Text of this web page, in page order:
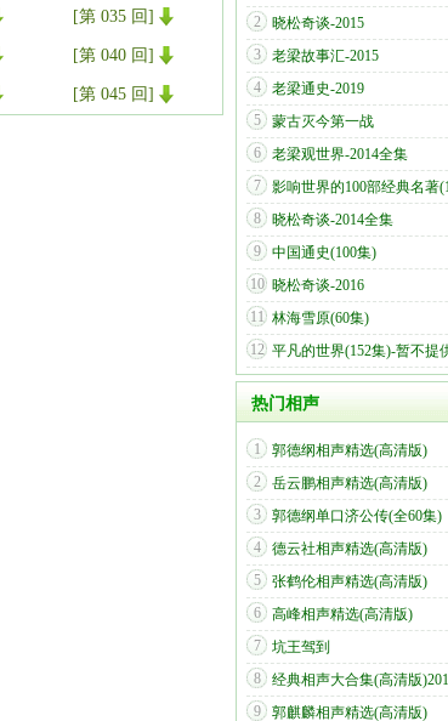
[第 035 回]
[第 040 回]
[第 045 回]
2
晓松奇谈-2015
3
老梁故事汇-2015
4
老梁通史-2019
5
蒙古灭今第一战
6
老梁观世界-2014全集
7
影响世界的100部经典名著
8
晓松奇谈-2014全集
9
中国通史(100集)
10 晓松奇谈-2016
11 林海雪原(60集)
12 平凡的世界(152集)-暂不提
热门相声
1
郭德纲相声精选(高清版)
2
岳云鹏相声精选(高清版)
3
郭德纲单口济公传(全60集)
4
德云社相声精选(高清版)
5
张鹤伦相声精选(高清版)
6
高峰相声精选(高清版)
7
坑王驾到
8
经典相声大合集(高清版
9
郭麒麟相声精选(高清版)